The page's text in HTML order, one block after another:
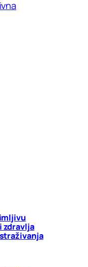
zdravlja